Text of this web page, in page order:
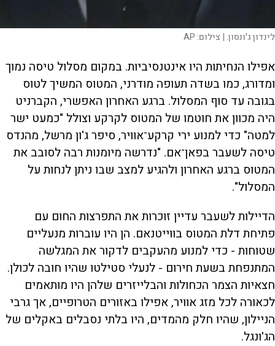
לינדון ג'ונסון. | צילום:AP
אפילו הנחיתות היו אינטנסיביות. במקום מסלול טיסה נמוך
ומדורג, כמו בשדה תעופה מודרני, המטוס המשיך לטוס
בגובה עד סוף המסלול. ברגע האחרון האפשרי, הקברניט
היה מכוון את חוטמו של המטוס לקרקע וצולל "כמעט ישר
למטה" כדי למנוע ירי קרקע־אוויר, סיפר ג'ון מרשל, מהנדס
טיסה לשעבר בפאן־אם. "נדרשה מיומנות רבה לסובב את
המטוס ברגע האחרון ולהגיע למצב שבו ניתן לנחות על
המסלול".
הדיילות לשעבר עדיין זוכרות את התפרצות החום עם
פתיחת דלת המטוס בווייטנאם. הן היו עוברות מנעליים
שטוחות - כדי למנוע מהעקבים לדקור את המגלשה
המתנפחת בשעת חירום - לנעלי סטילטו שהיו חובה לכולן.
חצאיות הצמר הכחולות והבלייזרים שלהן היו מותאמים
לכאורה לכל מזג אוויר, אפילו באזורים הטרופיים, אך גרבי
הניילון, שהיו חלק מהמדים, היו בלתי נסבלים באקלים של
הג'ונגל.